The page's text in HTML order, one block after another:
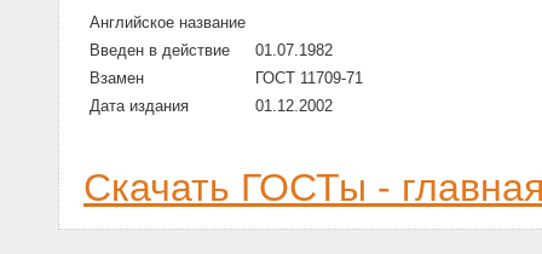
Английское название
Введен в действие
01.07.1982
Взамен
ГОСТ 11709-71
Дата издания
01.12.2002
Скачать ГОСТы -